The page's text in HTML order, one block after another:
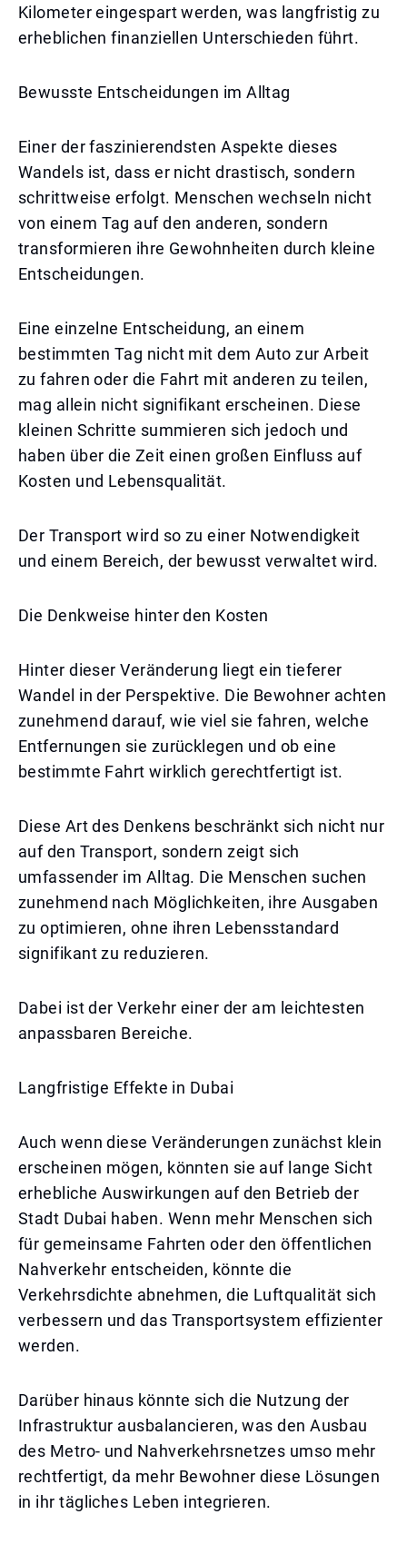
Kilometer eingespart werden, was langfristig zu
erheblichen finanziellen Unterschieden führt.
Bewusste Entscheidungen im Alltag
Einer der faszinierendsten Aspekte dieses
Wandels ist, dass er nicht drastisch, sondern
schrittweise erfolgt. Menschen wechseln nicht
von einem Tag auf den anderen, sondern
transformieren ihre Gewohnheiten durch kleine
Entscheidungen.
Eine einzelne Entscheidung, an einem
bestimmten Tag nicht mit dem Auto zur Arbeit
zu fahren oder die Fahrt mit anderen zu teilen,
mag allein nicht signifikant erscheinen. Diese
kleinen Schritte summieren sich jedoch und
haben über die Zeit einen großen Einfluss auf
Kosten und Lebensqualität.
Der Transport wird so zu einer Notwendigkeit
und einem Bereich, der bewusst verwaltet wird.
Die Denkweise hinter den Kosten
Hinter dieser Veränderung liegt ein tieferer
Wandel in der Perspektive. Die Bewohner achten
zunehmend darauf, wie viel sie fahren, welche
Entfernungen sie zurücklegen und ob eine
bestimmte Fahrt wirklich gerechtfertigt ist.
Diese Art des Denkens beschränkt sich nicht nur
auf den Transport, sondern zeigt sich
umfassender im Alltag. Die Menschen suchen
zunehmend nach Möglichkeiten, ihre Ausgaben
zu optimieren, ohne ihren Lebensstandard
signifikant zu reduzieren.
Dabei ist der Verkehr einer der am leichtesten
anpassbaren Bereiche.
Langfristige Effekte in Dubai
Auch wenn diese Veränderungen zunächst klein
erscheinen mögen, könnten sie auf lange Sicht
erhebliche Auswirkungen auf den Betrieb der
Stadt Dubai haben. Wenn mehr Menschen sich
für gemeinsame Fahrten oder den öffentlichen
Nahverkehr entscheiden, könnte die
Verkehrsdichte abnehmen, die Luftqualität sich
verbessern und das Transportsystem effizienter
werden.
Darüber hinaus könnte sich die Nutzung der
Infrastruktur ausbalancieren, was den Ausbau
des Metro- und Nahverkehrsnetzes umso mehr
rechtfertigt, da mehr Bewohner diese Lösungen
in ihr tägliches Leben integrieren.